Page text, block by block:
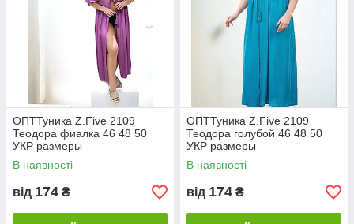
ОПТТуника Z.Five 2109
Теодора фиалка 46 48 50
УКР размеры
В наявності
від 174 ₴
ОПТТуника Z.Five 2109
Теодора голубой 46 48 50
УКР размеры
В наявності
від 174 ₴